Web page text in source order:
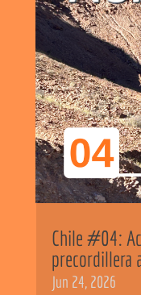
Chile #04:
precordillera
Jun 24, 2026